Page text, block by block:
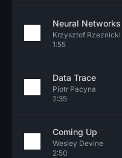
Neural Networks
Krzysztof Rzeznicki
1:55
Data Trace
Piotr Pacyna
2:35
Coming Up
Wesley Devine
2:50